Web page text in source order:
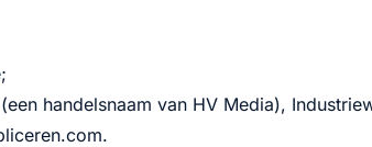
handelsnaam van HV Media),